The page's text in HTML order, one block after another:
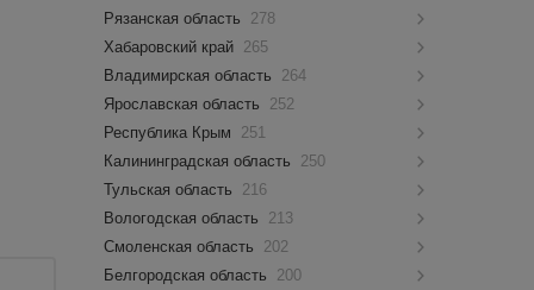
Рязанская область
278
Хабаровский край 265
Владимирская область
264
Ярославская область
252
Республика Крым
251
Калининградская область
250
Тульская область
216
Вологодская область
213
Смоленская область
202
Белгородская область
200